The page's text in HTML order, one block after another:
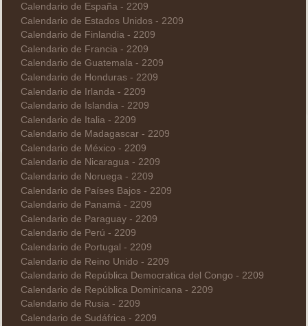
Calendario de España - 2209
Calendario de Estados Unidos - 2209
Calendario de Finlandia - 2209
Calendario de Francia - 2209
Calendario de Guatemala - 2209
Calendario de Honduras - 2209
Calendario de Irlanda - 2209
Calendario de Islandia - 2209
Calendario de Italia - 2209
Calendario de Madagascar - 2209
Calendario de México - 2209
Calendario de Nicaragua - 2209
Calendario de Noruega - 2209
Calendario de Países Bajos - 2209
Calendario de Panamá - 2209
Calendario de Paraguay - 2209
Calendario de Perú - 2209
Calendario de Portugal - 2209
Calendario de Reino Unido - 2209
Calendario de República Democratica del Congo - 2209
Calendario de República Dominicana - 2209
Calendario de Rusia - 2209
Calendario de Sudáfrica - 2209